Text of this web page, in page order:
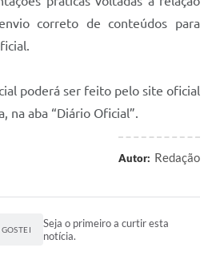
correto de conteúdos para
poderá ser feito pelo site oficial
na aba “Diário Oficial”.
Autor: Redação
Seja o primeiro a curtir esta
notícia.